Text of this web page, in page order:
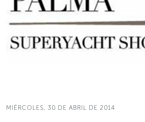
MIÉRCOLES, 30 DE ABRIL DE 2014